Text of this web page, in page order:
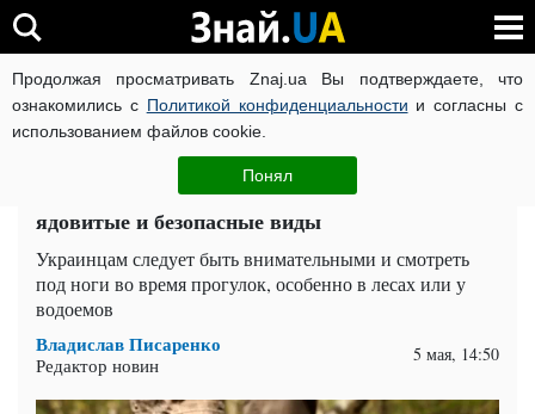
Продолжая просматривать Znaj.ua Вы подтверждаете, что
ознакомились с Политикой конфиденциальности и согласны с
использованием файлов cookie.
Понял
ВОЙНА РОССИИ ПРОТИВ УКРАИНЫ КОРОНАВИРУС В
Общество ЧИТАТИ УКРАЇНСЬКОЮ
Весеннее нашествие змей: как отличить
ядовитые и безопасные виды
Украинцам следует быть внимательными и смотреть
под ноги во время прогулок, особенно в лесах или у
водоемов
Владислав Писаренко
Редактор новин 5 мая, 14:50